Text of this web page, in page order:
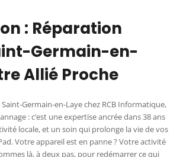
: Réparation
Germain-en-
Allié Proche
Germain-en-Laye chez RCB Informatique,
: c’est une expertise ancrée dans 38 ans
locale, et un soin qui prolonge la vie de vos
Votre appareil est en panne ? Votre activité
là, à deux pas, pour redémarrer ce qui